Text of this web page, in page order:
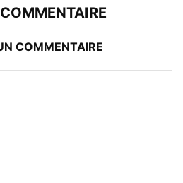
COMMENTAIRE